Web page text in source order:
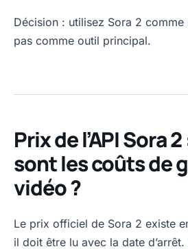
Décision : utilisez Sora 2
pas comme outil principal.
Prix de l’API Sora
sont les coûts de
vidéo ?
Le prix officiel de Sora 2 existe
il doit être lu avec la date